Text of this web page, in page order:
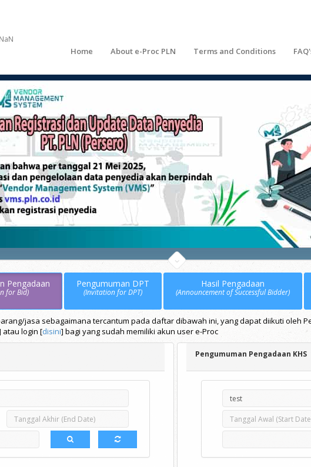
Home About e-Proc PLN Terms and Conditions
Pengadaan
for Bid)
Pengumuman DPT
(Invitation for DPT)
Hasil Pengadaan
(Announcement of Successful Bidder)
jasa sebagaimana tercantum pada daftar dibawah ini, yang dapat diikuti oleh
atau login [disini] bagi yang sudah memiliki akun user e-Proc
Pengumuman Pengadaan KHS